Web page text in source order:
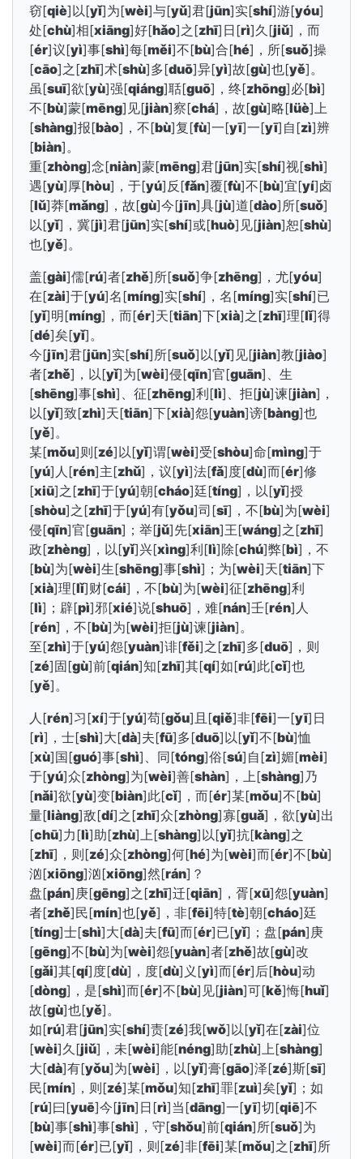
窃[qiè]以[yǐ]为[wèi]与[yǔ]君[jūn]实[shí]游[yóu]
处[chù]相[xiāng]好[hǎo]之[zhī]日[rì]久[jiǔ]，而
[ér]议[yì]事[shì]每[měi]不[bù]合[hé]，所[suǒ]操
[cāo]之[zhī]术[shù]多[duō]异[yì]故[gù]也[yě]。
虽[suī]欲[yù]强[qiáng]聒[guō]，终[zhōng]必[bì]
不[bù]蒙[mēng]见[jiàn]察[chá]，故[gù]略[lüè]上
[shàng]报[bào]，不[bù]复[fù]一[yī]一[yī]自[zì]辨
[biàn]。
重[zhòng]念[niàn]蒙[mēng]君[jūn]实[shí]视[shì]
遇[yù]厚[hòu]，于[yú]反[fǎn]覆[fù]不[bù]宜[yí]卤
[lǔ]莽[mǎng]，故[gù]今[jīn]具[jù]道[dào]所[suǒ]
以[yǐ]，冀[jì]君[jūn]实[shí]或[huò]见[jiàn]恕[shù]
也[yě]。
盖[gài]儒[rú]者[zhě]所[suǒ]争[zhēng]，尤[yóu]
在[zài]于[yú]名[míng]实[shí]，名[míng]实[shí]已
[yǐ]明[míng]，而[ér]天[tiān]下[xià]之[zhī]理[lǐ]得
[dé]矣[yǐ]。
今[jīn]君[jūn]实[shí]所[suǒ]以[yǐ]见[jiàn]教[jiào]
者[zhě]，以[yǐ]为[wèi]侵[qīn]官[guān]、生
[shēng]事[shì]、征[zhēng]利[lì]、拒[jù]谏[jiàn]，
以[yǐ]致[zhì]天[tiān]下[xià]怨[yuàn]谤[bàng]也
[yě]。
某[mǒu]则[zé]以[yǐ]谓[wèi]受[shòu]命[mìng]于
[yú]人[rén]主[zhǔ]，议[yì]法[fǎ]度[dù]而[ér]修
[xiū]之[zhī]于[yú]朝[cháo]廷[tíng]，以[yǐ]授
[shòu]之[zhī]于[yú]有[yǒu]司[sī]，不[bù]为[wèi]
侵[qīn]官[guān]；举[jǔ]先[xiān]王[wáng]之[zhī]
政[zhèng]，以[yǐ]兴[xìng]利[lì]除[chú]弊[bì]，不
[bù]为[wèi]生[shēng]事[shì]；为[wèi]天[tiān]下
[xià]理[lǐ]财[cái]，不[bù]为[wèi]征[zhēng]利
[lì]；辟[pì]邪[xié]说[shuō]，难[nán]壬[rén]人
[rén]，不[bù]为[wèi]拒[jù]谏[jiàn]。
至[zhì]于[yú]怨[yuàn]诽[fěi]之[zhī]多[duō]，则
[zé]固[gù]前[qián]知[zhī]其[qí]如[rú]此[cǐ]也
[yě]。
人[rén]习[xí]于[yú]苟[gǒu]且[qiě]非[fēi]一[yī]日
[rì]，士[shì]大[dà]夫[fū]多[duō]以[yǐ]不[bù]恤
[xù]国[guó]事[shì]、同[tóng]俗[sú]自[zì]媚[mèi]
于[yú]众[zhòng]为[wèi]善[shàn]，上[shàng]乃
[nǎi]欲[yù]变[biàn]此[cǐ]，而[ér]某[mǒu]不[bù]
量[liàng]敌[dí]之[zhī]众[zhòng]寡[guǎ]，欲[yù]出
[chū]力[lì]助[zhù]上[shàng]以[yǐ]抗[kàng]之
[zhī]，则[zé]众[zhòng]何[hé]为[wèi]而[ér]不[bù]
汹[xiōng]汹[xiōng]然[rán]？
盘[pán]庚[gēng]之[zhī]迁[qiān]，胥[xū]怨[yuàn]
者[zhě]民[mín]也[yě]，非[fēi]特[tè]朝[cháo]廷
[tíng]士[shì]大[dà]夫[fū]而[ér]已[yǐ]；盘[pán]庚
[gēng]不[bù]为[wèi]怨[yuàn]者[zhě]故[gù]改
[gǎi]其[qí]度[dù]，度[dù]义[yì]而[ér]后[hòu]动
[dòng]，是[shì]而[ér]不[bù]见[jiàn]可[kě]悔[huǐ]
故[gù]也[yě]。
如[rú]君[jūn]实[shí]责[zé]我[wǒ]以[yǐ]在[zài]位
[wèi]久[jiǔ]，未[wèi]能[néng]助[zhù]上[shàng]
大[dà]有[yǒu]为[wèi]，以[yǐ]膏[gāo]泽[zé]斯[sī]
民[mín]，则[zé]某[mǒu]知[zhī]罪[zuì]矣[yǐ]；如
[rú]曰[yuē]今[jīn]日[rì]当[dāng]一[yī]切[qiē]不
[bù]事[shì]事[shì]，守[shǒu]前[qián]所[suǒ]为
[wèi]而[ér]已[yǐ]，则[zé]非[fēi]某[mǒu]之[zhī]所